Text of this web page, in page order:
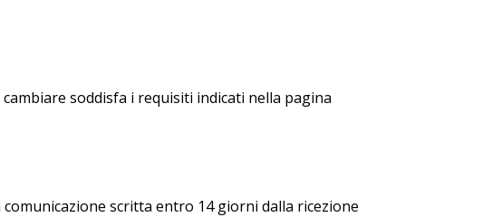
soddisfa i requisiti indicati nella pagina
scritta entro 14 giorni dalla ricezione